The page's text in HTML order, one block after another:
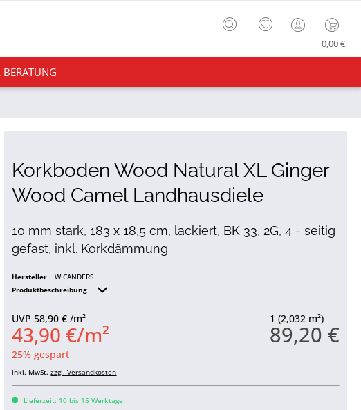
0,00 €
BERATUNG
Korkboden Wood Natural XL Ginger
Wood Camel Landhausdiele
10 mm stark, 183 x 18,5 cm, lackiert, BK 33, 2G, 4 - seitig
gefast, inkl. Korkdämmung
Hersteller
WICANDERS
Produktbeschreibung
1 (2,032 m²)
89,20 €
UVP58,90 € /m²
43,90 €/m²
25% gespart
inkl. MwSt.zzgl. Versandkosten
Lieferzeit: 10 bis 15 Werktage